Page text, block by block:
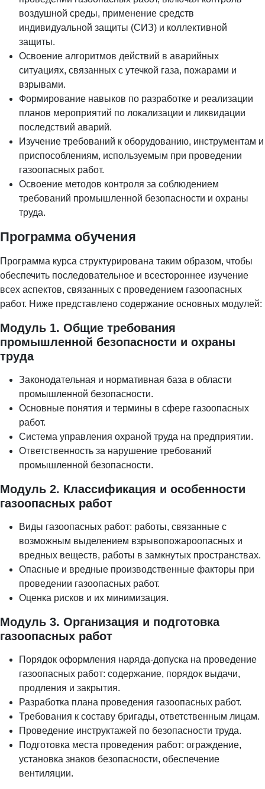
воздушной среды, применение средств
индивидуальной защиты (СИЗ) и коллективной
защиты.
Освоение алгоритмов действий в аварийных
ситуациях, связанных с утечкой газа, пожарами и
взрывами.
Формирование навыков по разработке и реализации
планов мероприятий по локализации и ликвидации
последствий аварий.
Изучение требований к оборудованию, инструментам и
приспособлениям, используемым при проведении
газоопасных работ.
Освоение методов контроля за соблюдением
требований промышленной безопасности и охраны
труда.
Программа обучения
Программа курса структурирована таким образом, чтобы
обеспечить последовательное и всестороннее изучение
всех аспектов, связанных с проведением газоопасных
работ. Ниже представлено содержание основных модулей:
Модуль 1. Общие требования
промышленной безопасности и охраны
труда
Законодательная и нормативная база в области
промышленной безопасности.
Основные понятия и термины в сфере газоопасных
работ.
Система управления охраной труда на предприятии.
Ответственность за нарушение требований
промышленной безопасности.
Модуль 2. Классификация и особенности
газоопасных работ
Виды газоопасных работ: работы, связанные с
возможным выделением взрывопожароопасных и
вредных веществ, работы в замкнутых пространствах.
Опасные и вредные производственные факторы при
проведении газоопасных работ.
Оценка рисков и их минимизация.
Модуль 3. Организация и подготовка
газоопасных работ
Порядок оформления наряда-допуска на проведение
газоопасных работ: содержание, порядок выдачи,
продления и закрытия.
Разработка плана проведения газоопасных работ.
Требования к составу бригады, ответственным лицам.
Проведение инструктажей по безопасности труда.
Подготовка места проведения работ: ограждение,
установка знаков безопасности, обеспечение
вентиляции.